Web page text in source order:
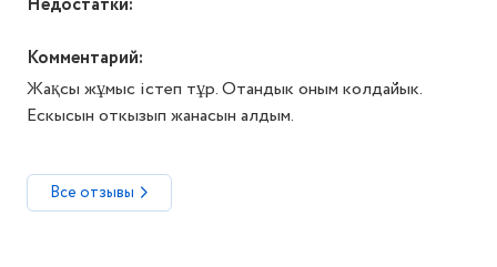
Комментарий:
Жақсы жұмыс істеп тұр. Отандык оным колдайык.
Ескысын откызып жанасын алдым.
Все отзывы